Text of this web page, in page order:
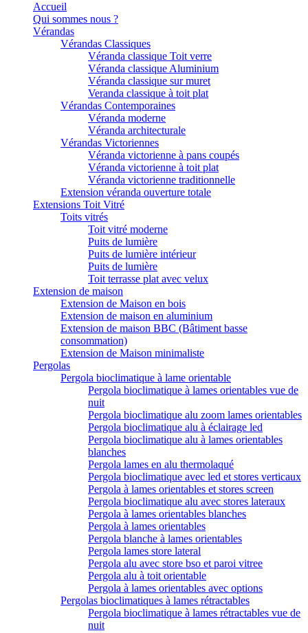
Accueil
Qui sommes nous ?
Vérandas
Vérandas Classiques
Véranda classique Toit verre
Véranda classique Aluminium
Véranda classique sur muret
Veranda classique à toit plat
Vérandas Contemporaines
Véranda moderne
Véranda architecturale
Vérandas Victoriennes
Véranda victorienne à pans coupés
Véranda victorienne à toit plat
Véranda victorienne traditionnelle
Extension véranda ouverture totale
Extensions Toit Vitré
Toits vitrés
Toit vitré moderne
Puits de lumière
Puits de lumière intérieur
Puits de lumière
Toit terrasse plat avec velux
Extension de maison
Extension de Maison en bois
Extension de maison en aluminium
Extension de maison BBC (Bâtiment basse
consommation)
Extension de Maison minimaliste
Pergolas
Pergola bioclimatique à lame orientable
Pergola bioclimatique à lames orientables vue de
nuit
Pergola bioclimatique alu zoom lames orientables
Pergola bioclimatique alu à éclairage led
Pergola bioclimatique alu à lames orientables
blanches
Pergola lames en alu thermolaqué
Pergola bioclimatique avec led et stores verticaux
Pergola à lames orientables et stores screen
Pergola bioclimatique alu avec stores lateraux
Pergola à lames orientables blanches
Pergola à lames orientables
Pergola blanche à lames orientables
Pergola lames store lateral
Pergola alu avec store bso et paroi vitree
Pergola alu à toit orientable
Pergola à lames orientables avec options
Pergolas bioclimatiques à lames rétractables
Pergola bioclimatique à lames rétractables vue de
nuit